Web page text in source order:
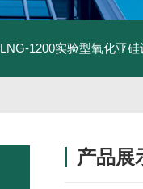
LNG-1200实验型氧化亚硅
产品展